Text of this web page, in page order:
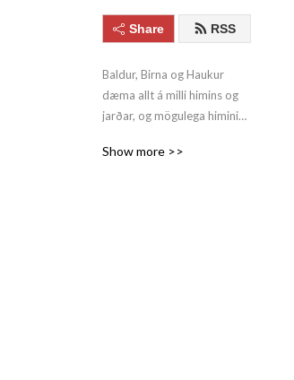
Share RSS
Baldur, Birna og Haukur
dæma allt á milli himins og
jarðar, og mögulega himininn
Show more >>